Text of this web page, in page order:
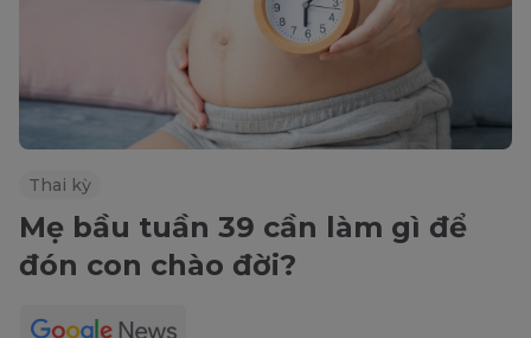
Thai kỳ
Mẹ bầu tuần 39 cần làm gì để
đón con chào đời?